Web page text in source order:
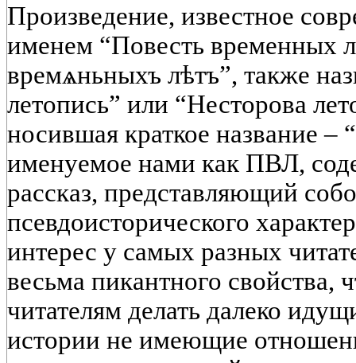
Произведение, известное
именем “Повесть временных
времѧньныхъ лѣтъ”, также
летопись” или “Несторова
носившая краткое название –
именуемое нами как ПВЛ,
рассказ, представляющий
псевдоисторического
интерес у самых разных
весьма пикантного свойства,
читателям делать далеко
истории не имеющие